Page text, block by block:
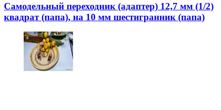
Самодельный переходник (адаптер) 12,7 мм (1/2)
квадрат (папа), на 10 мм шестигранник (папа)